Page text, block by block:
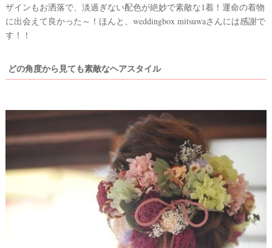
ザインもお洒落で、淡過ぎない配色が絶妙で素敵な1着！運命の着物
に出会えて良かった～！ほんと、weddingbox mitsuwaさんには感謝で
す！！
どの角度から見ても素敵なヘアスタイル